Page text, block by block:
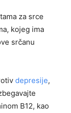
za srce
kojeg ima
srčanu
depresije,
B12, kao